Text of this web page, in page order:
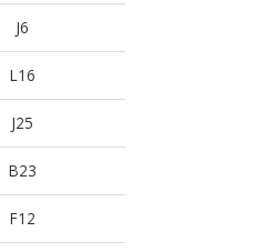
J6
L16
J25
B23
F12